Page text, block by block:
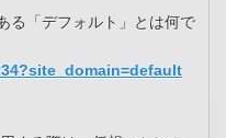
る「デフォルト」とは何で